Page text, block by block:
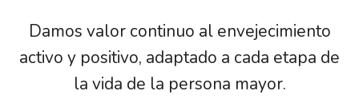
Damos valor continuo al envejecimiento
activo y positivo, adaptado a cada etapa de
la vida de la persona mayor.